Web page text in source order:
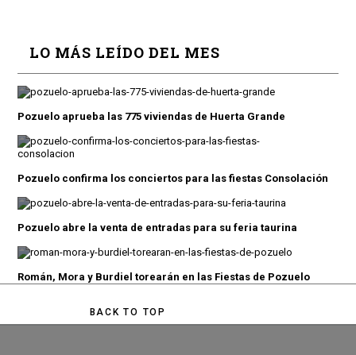
LO MÁS LEÍDO DEL MES
Pozuelo aprueba las 775 viviendas de Huerta Grande
Pozuelo confirma los conciertos para las fiestas Consolación
Pozuelo abre la venta de entradas para su feria taurina
Román, Mora y Burdiel torearán en las Fiestas de Pozuelo
BACK TO TOP